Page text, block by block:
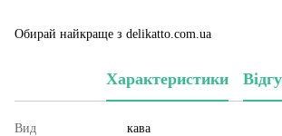
Обирай найкраще з delikatto.com.ua
Характеристики
Вид
кава